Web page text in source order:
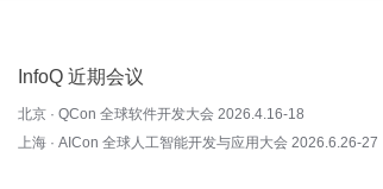
InfoQ 近期会议
北京 · QCon 全球软件开发大会 2026.4.16-18
上海 · AICon 全球人工智能开发与应用大会 2026.6.26-27